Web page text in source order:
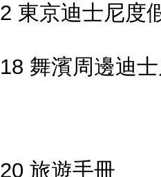
2 東京迪士尼度
18 舞濱周邊迪
20 旅遊手冊